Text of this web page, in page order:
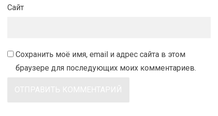
Сайт
Сохранить моё имя, email и адрес сайта в этом
браузере для последующих моих комментариев.